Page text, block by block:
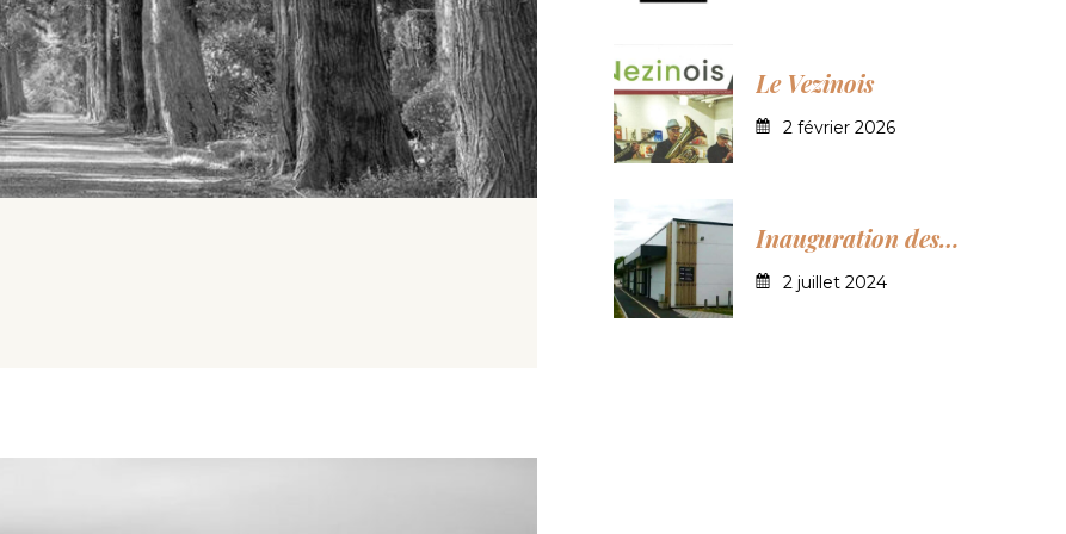
familles
Le Vezinois
2 février 2026
Inauguration des
Pompes funèbres
2 juillet 2024